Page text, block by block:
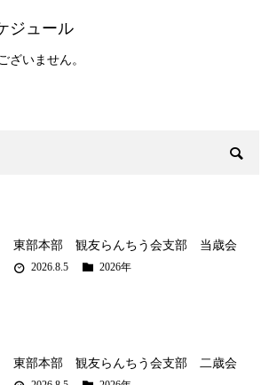
ジュール
ざいません。
東部本部 観友らんちう会支部 当歳会
2026.8.5 2026年
東部本部 観友らんちう会支部 二歳会